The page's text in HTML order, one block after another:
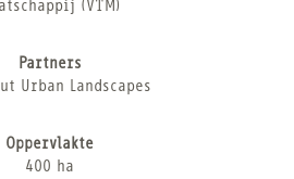
(VTM)
Partners
Urban Landscapes
Oppervlakte
400 ha